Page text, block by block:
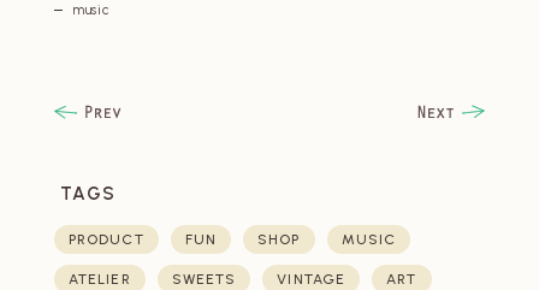
music
TAGS
PRODUCT FUN SHOP MUSIC
ATELIER SWEETS VINTAGE ART